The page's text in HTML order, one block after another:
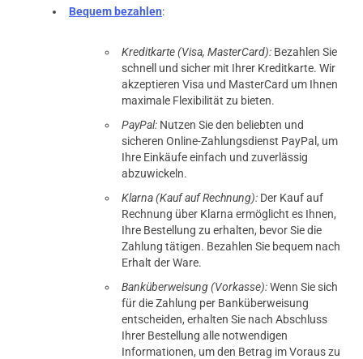
Bequem bezahlen:
Kreditkarte (Visa, MasterCard): Bezahlen Sie
schnell und sicher mit Ihrer Kreditkarte. Wir
akzeptieren Visa und MasterCard um Ihnen
maximale Flexibilität zu bieten.
PayPal: Nutzen Sie den beliebten und
sicheren Online-Zahlungsdienst PayPal, um
Ihre Einkäufe einfach und zuverlässig
abzuwickeln.
Klarna (Kauf auf Rechnung): Der Kauf auf
Rechnung über Klarna ermöglicht es Ihnen,
Ihre Bestellung zu erhalten, bevor Sie die
Zahlung tätigen. Bezahlen Sie bequem nach
Erhalt der Ware.
Banküberweisung (Vorkasse):Wenn Sie sich
für die Zahlung per Banküberweisung
entscheiden, erhalten Sie nach Abschluss
Ihrer Bestellung alle notwendigen
Informationen, um den Betrag im Voraus zu